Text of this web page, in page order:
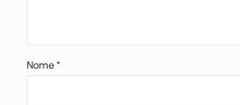
Nome *